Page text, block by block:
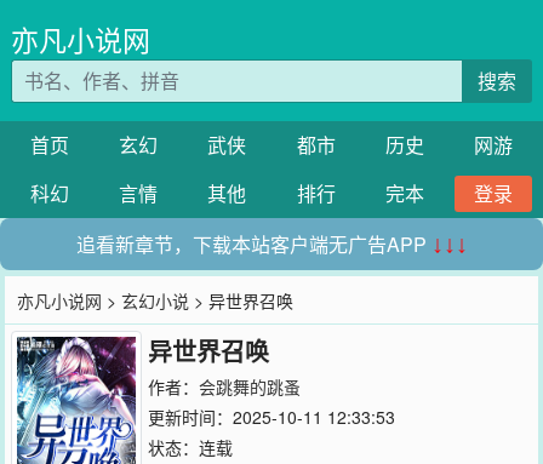
亦凡小说网
搜索
首页 玄幻 武侠 都市 历史
网游
科幻
言情 其他 排行 完本
登录
追看新章节，下载本站客户端无广告APP ↓↓↓
亦凡小说网 >玄幻小说 > 异世界召唤
异世界召唤
作者： 会跳舞的跳蚤
更新时间：2025-10-11 12:33:53
状态：连载